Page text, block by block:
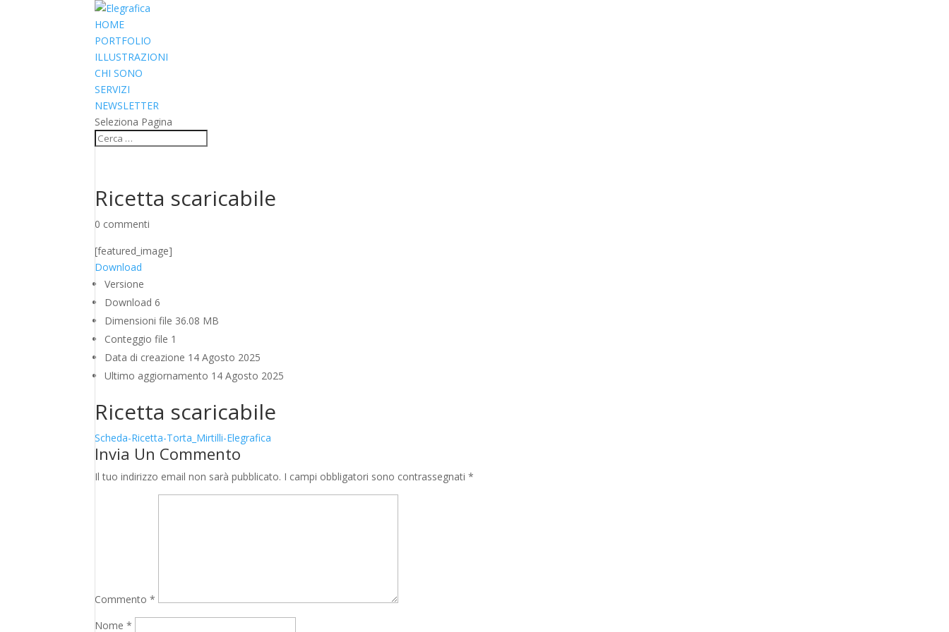
HOME
PORTFOLIO
ILLUSTRAZIONI
CHI SONO
SERVIZI
NEWSLETTER
Seleziona Pagina
Ricetta scaricabile
0 commenti
[featured_image]
Download
Versione
Download6
Dimensioni file 36.08 MB
Conteggio file 1
Data di creazione 14 Agosto 2025
Ultimo aggiornamento 14 Agosto 2025
Ricetta scaricabile
Scheda-Ricetta-Torta_Mirtilli-Elegrafica
Invia Un Commento
Il tuo indirizzo email non sarà pubblicato. I campi obbligatori sono contrassegnati*
Commento*
Nome*